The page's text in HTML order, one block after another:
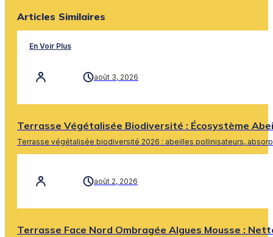
Articles Similaires
En Voir Plus
août 3, 2026
Terrasse Végétalisée Biodiversité : Écosystème
Terrasse végétalisée biodiversité 2026 : abeilles pollinisateurs,
août 2, 2026
Terrasse Face Nord Ombragée Algues Mousse :